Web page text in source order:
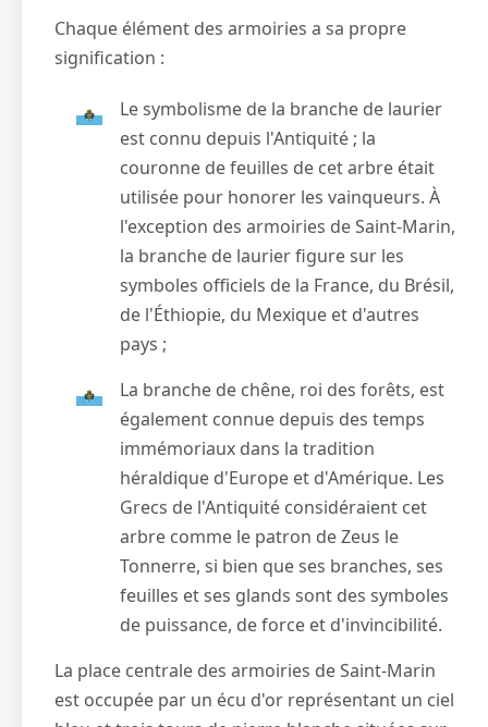
Chaque élément des armoiries a sa propre
signification :
Le symbolisme de la branche de laurier
est connu depuis l'Antiquité ; la
couronne de feuilles de cet arbre était
utilisée pour honorer les vainqueurs. À
l'exception des armoiries de Saint-Marin,
la branche de laurier figure sur les
symboles officiels de la France, du Brésil,
de l'Éthiopie, du Mexique et d'autres
pays ;
La branche de chêne, roi des forêts, est
également connue depuis des temps
immémoriaux dans la tradition
héraldique d'Europe et d'Amérique. Les
Grecs de l'Antiquité considéraient cet
arbre comme le patron de Zeus le
Tonnerre, si bien que ses branches, ses
feuilles et ses glands sont des symboles
de puissance, de force et d'invincibilité.
La place centrale des armoiries de Saint-Marin
est occupée par un écu d'or représentant un ciel